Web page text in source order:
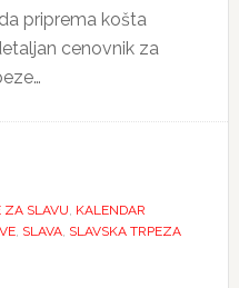
priprema košta
cenovnik za
ZA SLAVU, KALENDAR
, SLAVA, SLAVSKA TRPEZA